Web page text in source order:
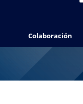
Colaboración